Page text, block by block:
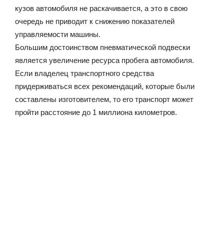
кузов автомобиля не раскачивается, а это в свою
очередь не приводит к снижению показателей
управляемости машины.
Большим достоинством пневматической подвески
является увеличение ресурса пробега автомобиля.
Если владелец транспортного средства
придерживаться всех рекомендаций, которые были
составлены изготовителем, то его транспорт может
пройти расстояние до 1 миллиона километров.